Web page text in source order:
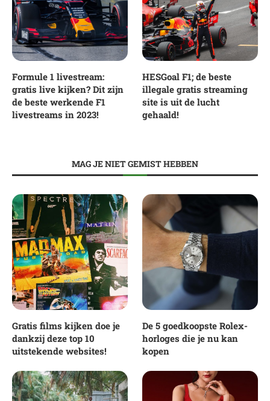
Formule 1 livestream:
gratis live kijken? Dit zijn
de beste werkende F1
livestreams in 2023!
HESGoal F1; de beste
illegale gratis streaming
site is uit de lucht
gehaald!
MAG JE NIET GEMIST HEBBEN
Gratis films kijken doe je
dankzij deze top 10
uitstekende websites!
De 5 goedkoopste Rolex-
horloges die je nu kan
kopen